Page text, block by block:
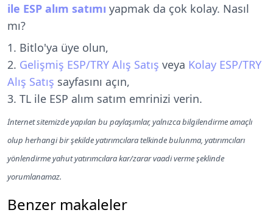
ile ESP alım satımı yapmak da çok kolay. Nasıl
mı?
Bitlo'ya üye olun,
Gelişmiş ESP/TRY Alış Satış veya Kolay ESP/TRY
Alış Satış sayfasını açın,
TL ile ESP alım satım emrinizi verin.
İnternet sitemizde yapılan bu paylaşımlar, yalnızca bilgilendirme amaçlı
olup herhangi bir şekilde yatırımcılara telkinde bulunma, yatırımcıları
yönlendirme yahut yatırımcılara kar/zarar vaadi verme şeklinde
yorumlanamaz.
Benzer makaleler